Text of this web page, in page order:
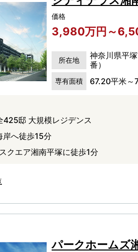
価格
3,980万円～
所在地
神奈川県平
番）
専有面積 67.20平米～
邸 大規模レジデンス
岸へ徒歩15分
クエア湘南平塚に徒歩1分
パークホームズ